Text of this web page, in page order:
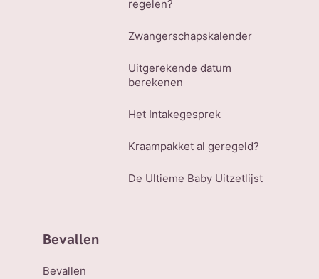
regelen?
Zwangerschapskalender
Uitgerekende datum
berekenen
Het Intakegesprek
Kraampakket al geregeld?
De Ultieme Baby Uitzetlijst
Bevallen
Bevallen